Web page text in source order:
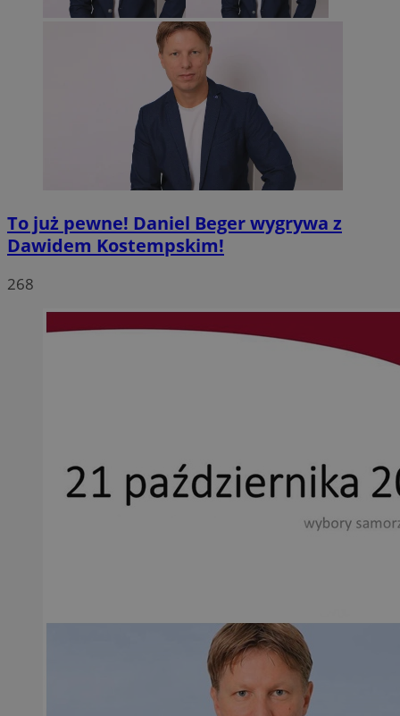
To już pewne! Daniel Beger wygrywa z
Dawidem Kostempskim!
268